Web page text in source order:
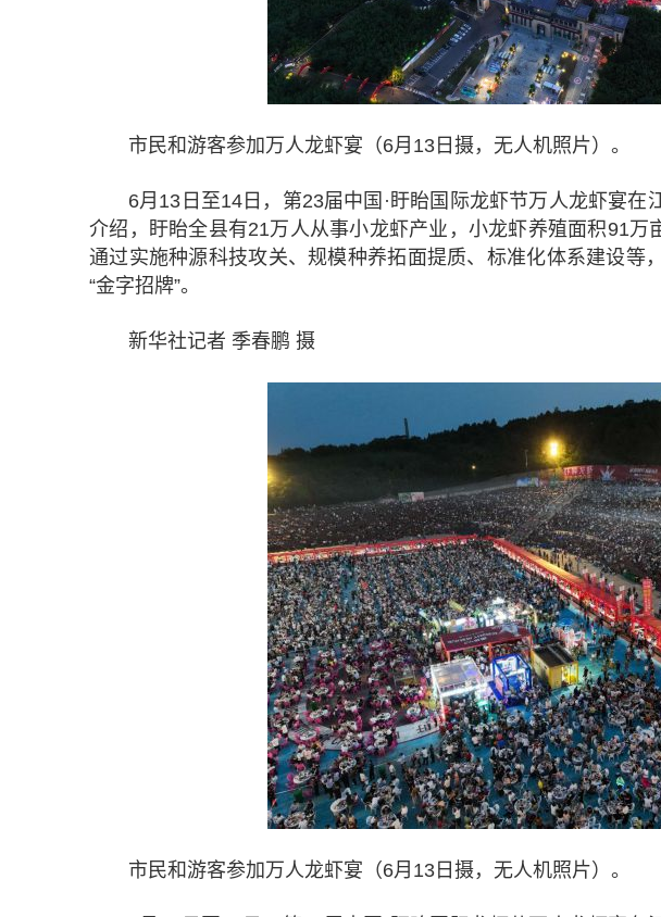
市民和游客参加万人龙虾宴（6月13日摄，无人机照片）。
6月13日至14日，第23届中国·盱眙国际龙虾节万人龙虾宴
介绍，盱眙全县有21万人从事小龙虾产业，小龙虾养殖面积91
通过实施种源科技攻关、规模种养拓面提质、标准化体系建设等
“金字招牌”。
新华社记者 季春鹏 摄
市民和游客参加万人龙虾宴（6月13日摄，无人机照片）。